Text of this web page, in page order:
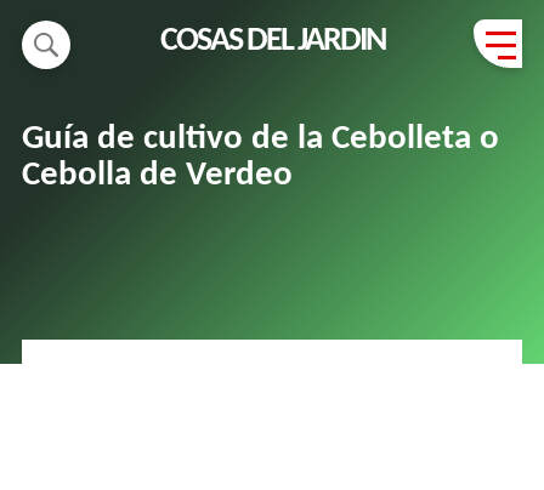
COSAS DEL JARDIN
Guía de cultivo de la Cebolleta o
Cebolla de Verdeo